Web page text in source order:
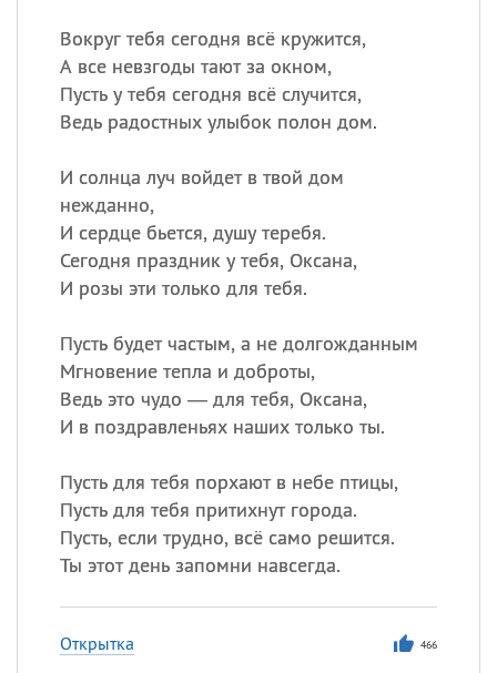
Вокруг тебя сегодня всё кружится,
А все невзгоды тают за окном,
Пусть у тебя сегодня всё случится,
Ведь радостных улыбок полон дом.
И солнца луч войдет в твой дом
нежданно,
И сердце бьется, душу теребя.
Сегодня праздник у тебя, Оксана,
И розы эти только для тебя.
Пусть будет частым, а не долгожданным
Мгновение тепла и доброты,
Ведь это чудо — для тебя, Оксана,
И в поздравленьях наших только ты.
Пусть для тебя порхают в небе птицы,
Пусть для тебя притихнут города.
Пусть, если трудно, всё само решится.
Ты этот день запомни навсегда.
Открытка 466